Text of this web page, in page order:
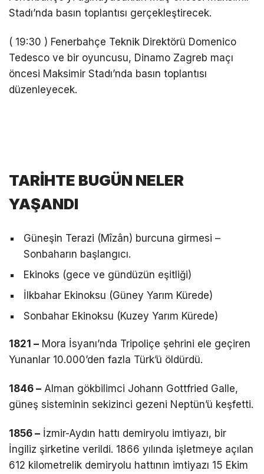
Stadı’nda basın toplantısı gerçekleştirecek.
( 19:30 ) Fenerbahçe Teknik Direktörü Domenico
Tedesco ve bir oyuncusu, Dinamo Zagreb maçı
öncesi Maksimir Stadı’nda basın toplantısı
düzenleyecek.
TARİHTE BUGÜN NELER
YAŞANDI
Güneşin Terazi (Mîzân) burcuna girmesi –
Sonbaharın başlangıcı.
Ekinoks (gece ve gündüzün eşitliği)
İlkbahar Ekinoksu (Güney Yarım Kürede)
Sonbahar Ekinoksu (Kuzey Yarım Kürede)
1821 – Mora İsyanı’nda Tripoliçe şehrini ele geçiren
Yunanlar 10.000’den fazla Türk’ü öldürdü.
1846 – Alman gökbilimci Johann Gottfried Galle,
güneş sisteminin sekizinci gezeni Neptün’ü keşfetti.
1856 – İzmir-Aydın hattı demiryolu imtiyazı, bir
İngiliz şirketine verildi. 1866 yılında işletmeye açılan
612 kilometrelik demiryolu hattının imtiyazı 15 Ekim